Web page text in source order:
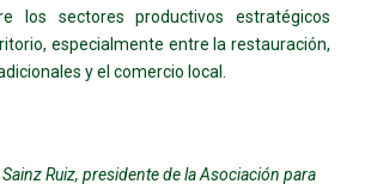
los sectores productivos estratégicos
especialmente entre la restauración,
y el comercio local.
Ruiz, presidente de la Asociación para